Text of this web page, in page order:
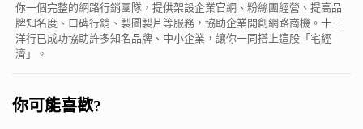
你一個完整的網路行銷團隊，提供架設企業官網、粉絲團經營、提高品
牌知名度、口碑行銷、製圖製片等服務，協助企業開創網路商機。十三
洋行已成功協助許多知名品牌、中小企業，讓你一同搭上這股「宅經
濟」。
你可能喜歡?